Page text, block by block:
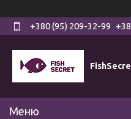
+380 (95) 209-32-99